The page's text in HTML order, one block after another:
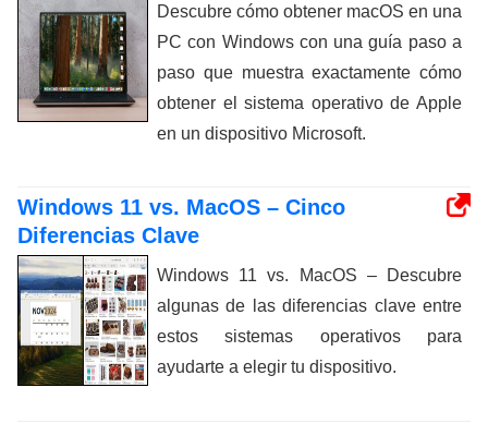
Descubre cómo obtener macOS en una
PC con Windows con una guía paso a
paso que muestra exactamente cómo
obtener el sistema operativo de Apple
en un dispositivo Microsoft.
Windows 11 vs. MacOS – Cinco
Diferencias Clave
Windows 11 vs. MacOS – Descubre
algunas de las diferencias clave entre
estos sistemas operativos para
ayudarte a elegir tu dispositivo.